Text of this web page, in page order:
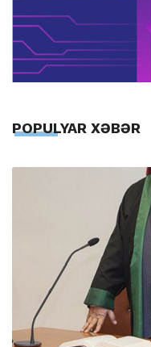
POPULYAR XƏBƏR